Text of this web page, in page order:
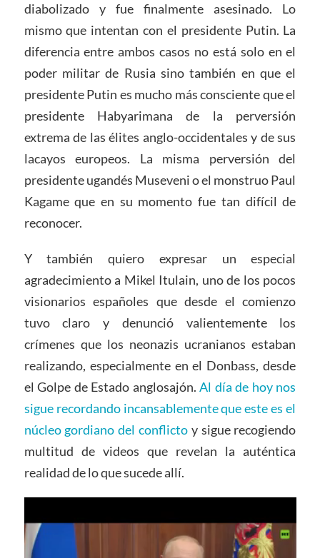
diabolizado y fue finalmente asesinado. Lo
mismo que intentan con el presidente Putin. La
diferencia entre ambos casos no está solo en el
poder militar de Rusia sino también en que el
presidente Putin es mucho más consciente que el
presidente Habyarimana de la perversión
extrema de las élites anglo-occidentales y de sus
lacayos europeos. La misma perversión del
presidente ugandés Museveni o el monstruo Paul
Kagame que en su momento fue tan difícil de
reconocer.
Y también quiero expresar un especial
agradecimiento a Mikel Itulain, uno de los pocos
visionarios españoles que desde el comienzo
tuvo claro y denunció valientemente los
crímenes que los neonazis ucranianos estaban
realizando, especialmente en el Donbass, desde
el Golpe de Estado anglosajón.Al día de hoy nos
sigue recordando incansablemente que este es el
núcleo gordiano del conflicto y sigue recogiendo
multitud de videos que revelan la auténtica
realidad de lo que sucede allí.
Player